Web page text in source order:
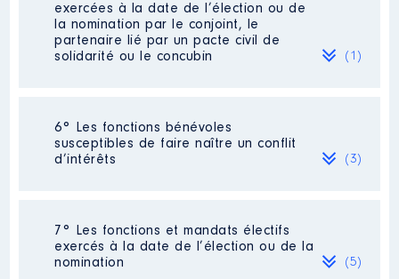
Année Montant Type
2019 1 700 €
Organisme
: SDIS │ De :
09/2021 à 12/2021
Rémunération ou gratification
exercées à la date de l’élection ou de
la nomination par le conjoint, le
partenaire lié par un pacte civil de
solidarité ou le concubin
(1)
Activité professionnelle
non publiées]
Employeur
6° Les fonctions bénévoles
susceptibles de faire naître un conflit
d’intérêts
(3)
Description : président
Organisme: Amicale Laïque
d'Angoulême
7° Les fonctions et mandats électifs
exercés à la date de l’élection ou de la
nomination
(5)